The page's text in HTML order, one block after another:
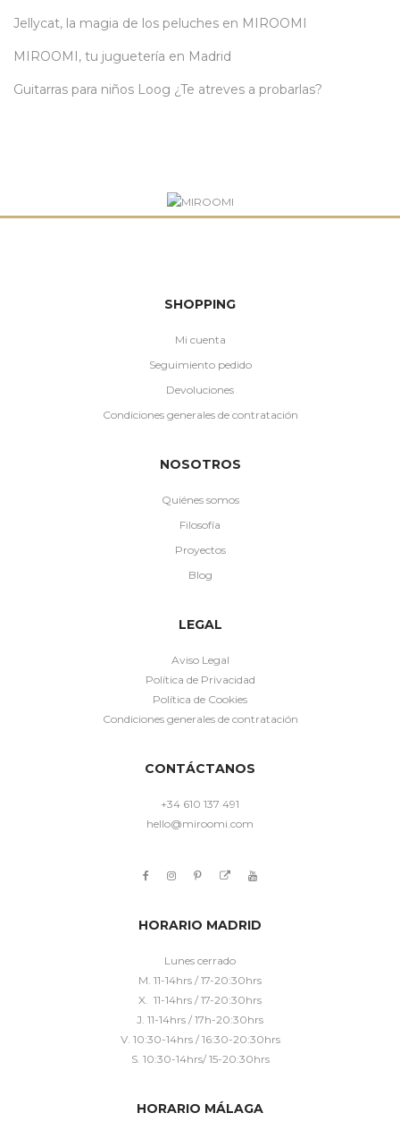
Jellycat, la magia de los peluches en MIROOMI
MIROOMI, tu juguetería en Madrid
Guitarras para niños Loog ¿Te atreves a probarlas?
SHOPPING
Mi cuenta
Seguimiento pedido
Devoluciones
Condiciones generales de contratación
NOSOTROS
Quiénes somos
Filosofía
Proyectos
Blog
LEGAL
Aviso Legal
Política de Privacidad
Política de Cookies
Condiciones generales de contratación
CONTÁCTANOS
+34 610 137 491
hello@miroomi.com
HORARIO MADRID
Lunes cerrado
M. 11-14hrs / 17-20:30hrs
X. 11-14hrs / 17-20:30hrs
J. 11-14hrs / 17h-20:30hrs
V. 10:30-14hrs / 16:30-20:30hrs
S. 10:30-14hrs/ 15-20:30hrs
HORARIO MÁLAGA